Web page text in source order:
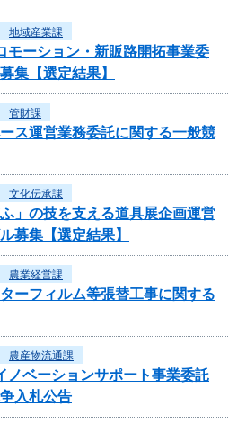
地域産業課
モーション・新販路開拓事業委
集【選定結果】
管財課
ス運営業務委託に関する一般競
文化伝承課
」の技を支える道具展企画運営
募集【選定結果】
農業経営課
ーフィルム等張替工事に関する
農産物流通課
ノベーションサポート事業委託
入札公告